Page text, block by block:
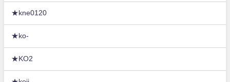
★kne0120
★ko-
★KO2